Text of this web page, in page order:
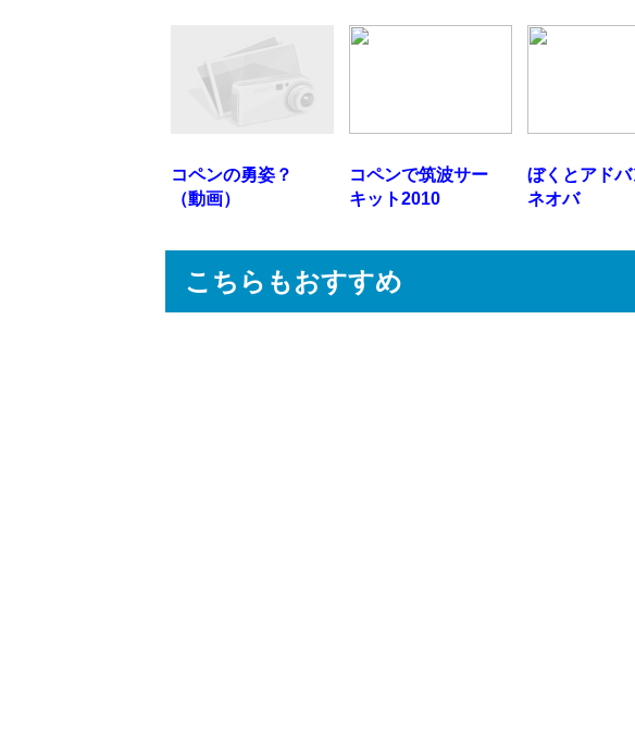
コペンの勇姿？
（動画）
コペンで筑波サー
キット2010
ぼくとアドバ
ネオバ
こちらもおすすめ